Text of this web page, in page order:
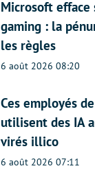
Microsoft efface
gaming : la
les règles
6 août 2026 08:20
Ces employés
utilisent des IA
virés illico
6 août 2026 07:11